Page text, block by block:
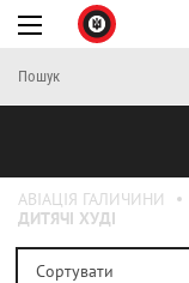
АВІАЦІЯ ГАЛИЧИНИ
ДИТЯЧІ ХУДІ
Сортувати